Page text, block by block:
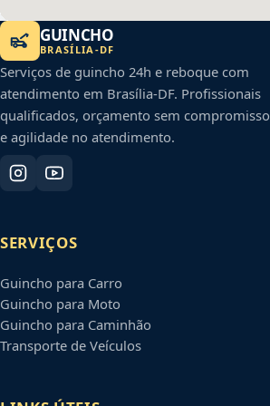
GUINCHO
BRASÍLIA -DF
Serviços de guincho 24h e reboque com
atendimento em Brasília-DF. Profissionais
qualificados, orçamento sem compromisso
e agilidade no atendimento.
SERVIÇOS
Guincho para Carro
Guincho para Moto
Guincho para Caminhão
Transporte de Veículos